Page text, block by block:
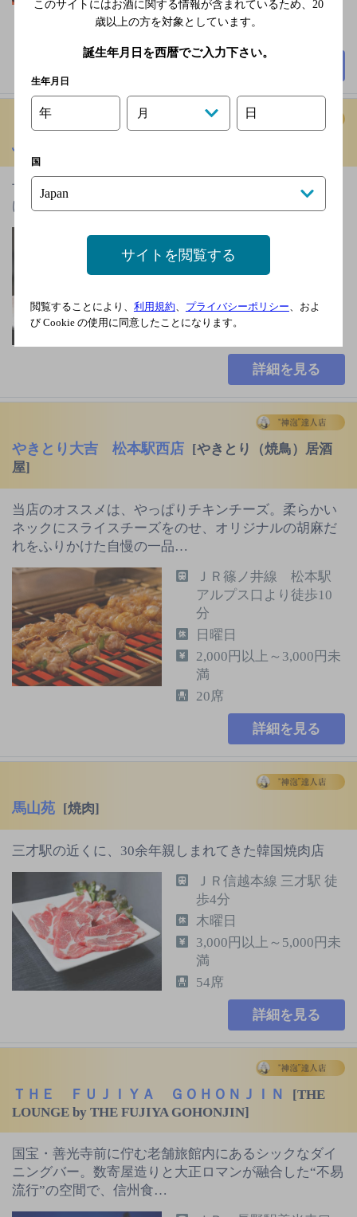
満
ふか尾
甘くとろける触感！本物の飛騨牛のおいしさをお届
け。すき焼き・しゃぶしゃぶ・ステーキでどうぞ
ＪＲ大糸線 一日市場駅
徒歩36分
不定休日あり
満
詳細を見る
やきとり大吉 松本駅西店
[やきとり（焼鳥）居酒
屋]
当店のオススメは、やっぱりチキンチーズ。柔らかい
ネックにスライスチーズをのせ、オリジナルの胡麻だ
れをふりかけた自慢の一品…
ＪＲ篠ノ井線 松本駅
アルプス口より徒歩10
分
日曜日
2,000円以上～3,000円未
満
20席
詳細を見る
馬山苑 [焼肉]
三才駅の近くに、30余年親しまれてきた韓国焼肉店
ＪＲ信越本線 三才駅 徒
歩4分
木曜日
3,000円以上～5,000円未
満
54席
詳細を見る
ＴＨＥ ＦＵＪＩＹＡ ＧＯＨＯＮＪＩＮ
[THE
LOUNGE by THE FUJIYA GOHONJIN]
国宝・善光寺前に佇む老舗旅館内にあるシックなダイ
ニングバー。数寄屋造りと大正ロマンが融合した“不易
流行”の空間で、信州食…
このサイトにはお酒に関する情報が含まれているため、 20
歳以上の方を対象としています。
誕生年月日を西暦でご入力下さい。
生年月日
年 月 日
国
サイトを閲覧する
閲覧することにより、 利用規約、 プライバシーポリシー、およ
び Cookie の使用に同意したことになります。